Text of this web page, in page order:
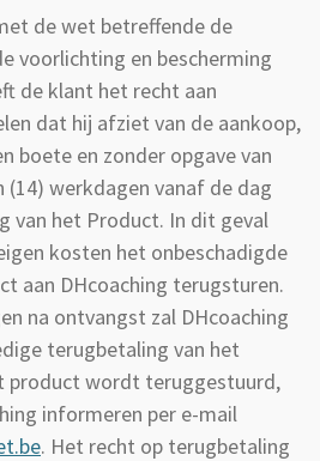
de wet betreffende de
voorlichting en bescherming
de klant het recht aan
dat hij afziet van de aankoop,
boete en zonder opgave van
werkdagen vanaf de dag
van het Product. In dit geval
kosten het onbeschadigde
aan DHcoaching terugsturen.
na ontvangst zal DHcoaching
terugbetaling van het
product wordt teruggestuurd,
informeren per e-mail
. Het recht op terugbetaling